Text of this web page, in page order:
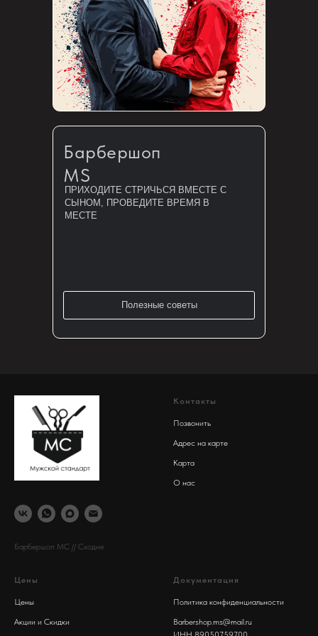
Полезные советы
ПРИХОДИТЕ СТРИЧЬСЯ ВМЕСТЕ С
СЫНОМ, ПРОВЕДИТЕ ВРЕМЯ В
МЕСТЕ
Барбершоп
MS
Барбершоп MС // Сходня
Контакты
Позвонить
Адрес на карте
Карта
О нас
Цены
Цены
Акции и Скидки
Документация
Политика конфиденциальности
Barbershop.ms@mail.ru